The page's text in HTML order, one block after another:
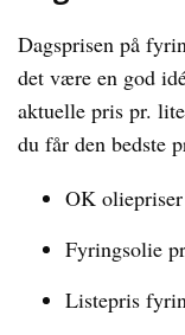
Dagsprisen på
det være en god
aktuelle pris pr.
du får den bedste
OK oliepriser
Fyringsolie
Listepris